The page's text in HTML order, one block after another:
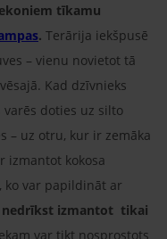
tīkamu
. Terārija iekšpusē
– vienu novietot tā
Kad dzīvnieks
doties uz silto
– uz otru, kur ir zemāka
izmantot kokosa
ko var papildināt ar
nedrīkst izmantot tikai
var tikt nosprostots